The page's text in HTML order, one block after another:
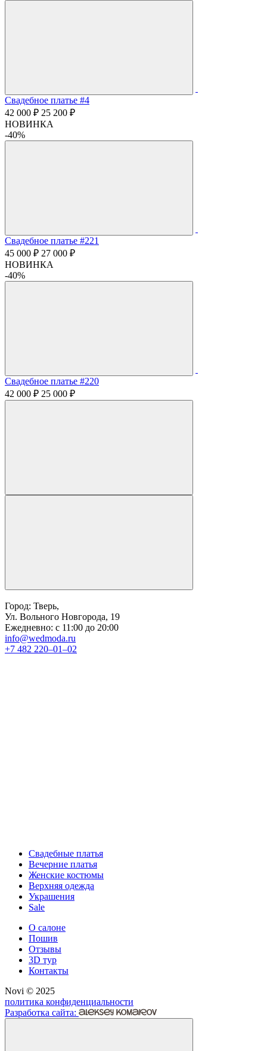
Свадебное платье #4
42 000 ₽ 25 200 ₽
НОВИНКА
-40%
Свадебное платье #221
45 000 ₽ 27 000 ₽
НОВИНКА
-40%
Свадебное платье #220
42 000 ₽ 25 000 ₽
Город: Тверь,
Ул. Вольного Новгорода, 19
Ежедневно: с 11:00 до 20:00
info@wedmoda.ru
+7 482 220‒01‒02
Свадебные платья
Вечерние платья
Женские костюмы
Верхняя одежда
Украшения
Sale
О салоне
Пошив
Отзывы
3D тур
Контакты
Novi © 2025
политика конфиденциальности
Разработка сайта: